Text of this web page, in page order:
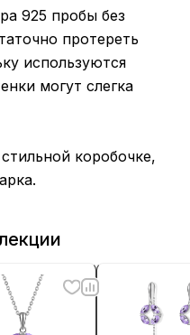
925 пробы без
протереть
используются
могут слегка
коробочке,